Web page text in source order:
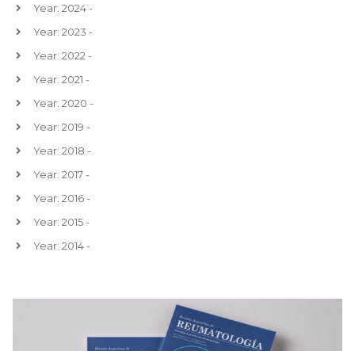
Year: 2024 -
Year: 2023 -
Year: 2022 -
Year: 2021 -
Year: 2020 -
Year: 2019 -
Year: 2018 -
Year: 2017 -
Year: 2016 -
Year: 2015 -
Year: 2014 -